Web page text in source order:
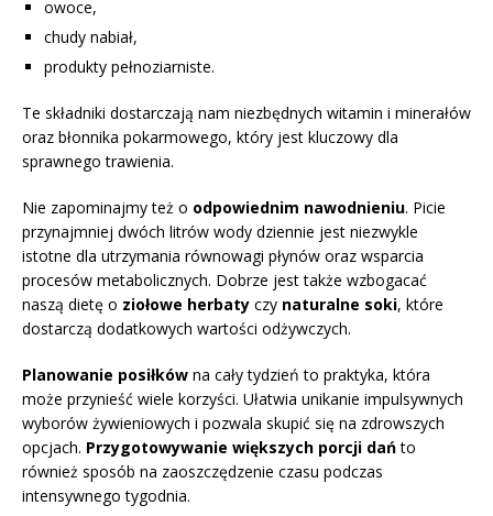
owoce,
chudy nabiał,
produkty pełnoziarniste.
Te składniki dostarczają nam niezbędnych witamin i minerałów
oraz błonnika pokarmowego, który jest kluczowy dla
sprawnego trawienia.
Nie zapominajmy też o odpowiednim nawodnieniu. Picie
przynajmniej dwóch litrów wody dziennie jest niezwykle
istotne dla utrzymania równowagi płynów oraz wsparcia
procesów metabolicznych. Dobrze jest także wzbogacać
naszą dietę o ziołowe herbaty czy naturalne soki, które
dostarczą dodatkowych wartości odżywczych.
Planowanie posiłków na cały tydzień to praktyka, która
może przynieść wiele korzyści. Ułatwia unikanie impulsywnych
wyborów żywieniowych i pozwala skupić się na zdrowszych
opcjach. Przygotowywanie większych porcji dańto
również sposób na zaoszczędzenie czasu podczas
intensywnego tygodnia.